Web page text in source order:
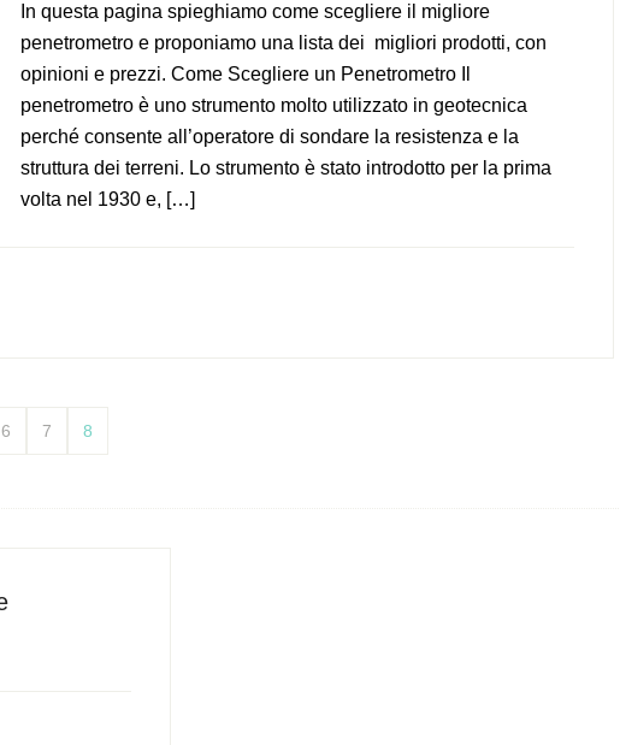
In questa pagina spieghiamo come scegliere il migliore
penetrometro e proponiamo una lista dei migliori prodotti, con
opinioni e prezzi. Come Scegliere un Penetrometro Il
penetrometro è uno strumento molto utilizzato in geotecnica
perché consente all’operatore di sondare la resistenza e la
struttura dei terreni. Lo strumento è stato introdotto per la prima
volta nel 1930 e, […]
6 7 8